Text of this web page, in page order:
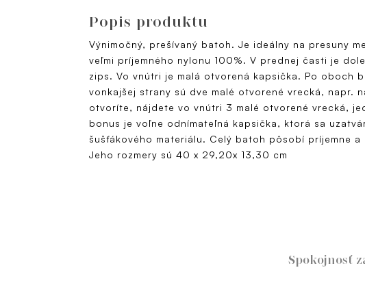
Popis produktu
Výnimočný, prešívaný batoh. Je ideálny na presuny
veľmi príjemného nylonu 100%. V prednej časti je
zips. Vo vnútri je malá otvorená kapsička. Po oboch
vonkajšej strany sú dve malé otvorené vrecká, napr.
otvoríte, nájdete vo vnútri 3 malé otvorené vrecká,
bonus je voľne odnímateľná kapsička, ktorá sa
šušťákového materiálu. Celý batoh pôsobí príjemne a
Jeho rozmery sú 40 x 29,20x 13,30 cm
Spokojnosť